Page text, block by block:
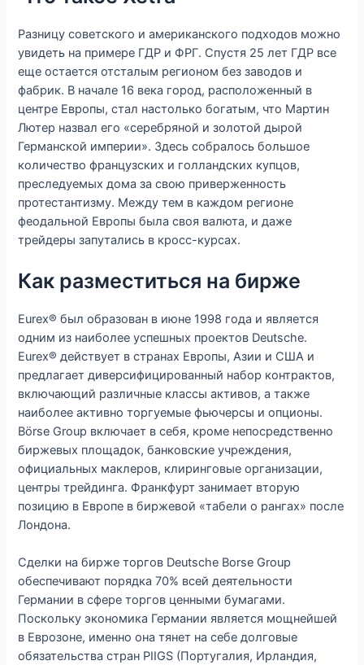
Разницу советского и американского подходов можно
увидеть на примере ГДР и ФРГ. Спустя 25 лет ГДР все
еще остается отсталым регионом без заводов и
фабрик. В начале 16 века город, расположенный в
центре Европы, стал настолько богатым, что Мартин
Лютер назвал его «серебряной и золотой дырой
Германской империи». Здесь собралось большое
количество французских и голландских купцов,
преследуемых дома за свою приверженность
протестантизму. Между тем в каждом регионе
феодальной Европы была своя валюта, и даже
трейдеры запутались в кросс-курсах.
Как разместиться на бирже
Eurex® был образован в июне 1998 года и является
одним из наиболее успешных проектов Deutsche.
Eurex® действует в странах Европы, Азии и США и
предлагает диверсифицированный набор контрактов,
включающий различные классы активов, а также
наиболее активно торгуемые фьючерсы и опционы.
Börse Group включает в себя, кроме непосредственно
биржевых площадок, банковские учреждения,
официальных маклеров, клиринговые организации,
центры трейдинга. Франкфурт занимает вторую
позицию в Европе в биржевой «табели о рангах» после
Лондона.
Сделки на бирже торгов Deutsche Borse Group
обеспечивают порядка 70% всей деятельности
Германии в сфере торгов ценными бумагами.
Поскольку экономика Германии является мощнейшей
в Еврозоне, именно она тянет на себе долговые
обязательства стран PIIGS (Португалия, Ирландия,